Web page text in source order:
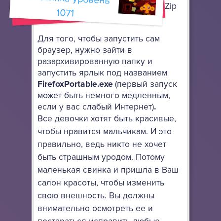
архиватор, поддерживающий 7-Zip
архивы.
Для того, чтобы запустить сам
браузер, нужно зайти в
разархивированную папку и
запустить ярлык под названием
FirefoxPortable.exe(первый запуск
может быть немного медленным,
если у вас слабый Интернет).
Все девочки хотят быть красивые,
чтобы нравится мальчикам. И это
правильно, ведь никто не хочет
быть страшным уродом. Потому
маленькая свинка и пришла в Ваш
салон красоты, чтобы изменить
свою внешность. Вы должны
внимательно осмотреть ее и
1071